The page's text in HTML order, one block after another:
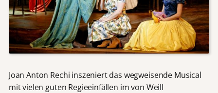
Joan Anton Rechi inszeniert das wegweisende Musical
mit vielen guten Regieeinfällen im von Weill